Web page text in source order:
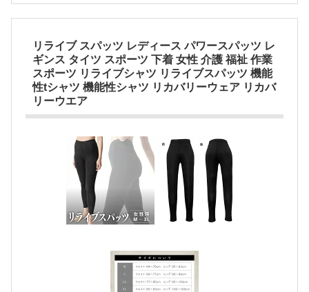
リライブ スパッツ レディース パワースパッツ レ
ギンス タイツ スポーツ 下着 女性 介護 福祉 作業
スポーツ リライブシャツ リライブスパッツ 機能
性tシャツ 機能性シャツ リカバリーウェア リカバ
リーウエア